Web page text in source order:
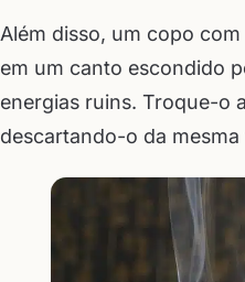
Além disso, um copo
em um canto escondido
energias ruins. Troque-o
descartando-o da mesma